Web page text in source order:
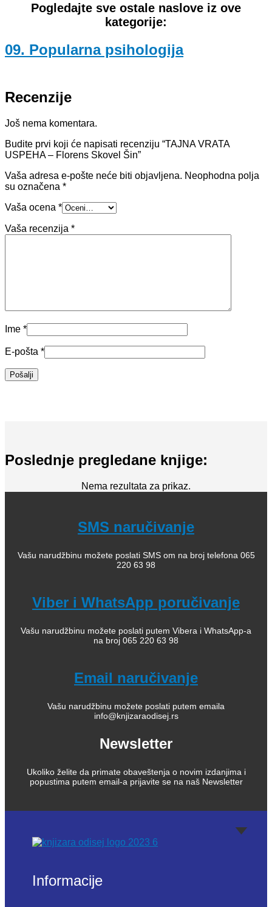
Pogledajte sve ostale naslove iz ove
kategorije:
09. Popularna psihologija
Recenzije
Još nema komentara.
Budite prvi koji će napisati recenziju “TAJNA VRATA
USPEHA – Florens Skovel Šin”
Vaša adresa e-pošte neće biti objavljena. Neophodna polja
su označena *
Vaša ocena *
Vaša recenzija *
Ime *
E-pošta *
Poslednje pregledane knjige:
Nema rezultata za prikaz.
SMS naručivanje
Vašu narudžbinu možete poslati SMS om na broj telefona 065
220 63 98
Viber i WhatsApp poručivanje
Vašu narudžbinu možete poslati putem Vibera i WhatsApp-a
na broj 065 220 63 98
Email naručivanje
Vašu narudžbinu možete poslati putem emaila
info@knjizaraodisej.rs
Newsletter
Ukoliko želite da primate obaveštenja o novim izdanjima i
popustima putem email-a prijavite se na naš Newsletter
Informacije